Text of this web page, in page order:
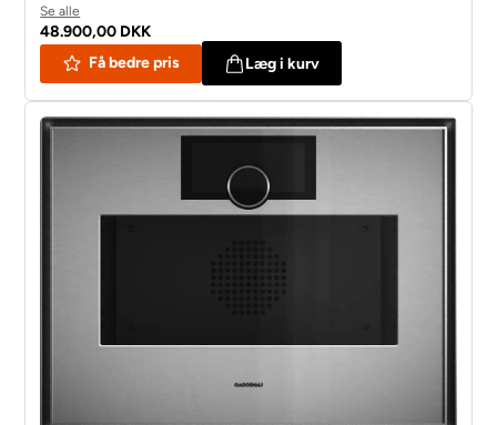
Se alle
48.900,00 DKK
Få bedre pris
Læg i kurv